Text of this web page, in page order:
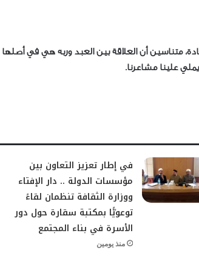
متناسين أن العلاقة بين العبد وربه هي في أصلها
علينا مشاعرنا.
في إطار تعزيز التعاون بين
مؤسسات الدولة .. دار الإفتاء
ووزارة الثقافة تنظمان لقاءً
توعويًّا بمكتبة سقارة حول دور
الأسرة في بناء المجتمع
منذ يومين